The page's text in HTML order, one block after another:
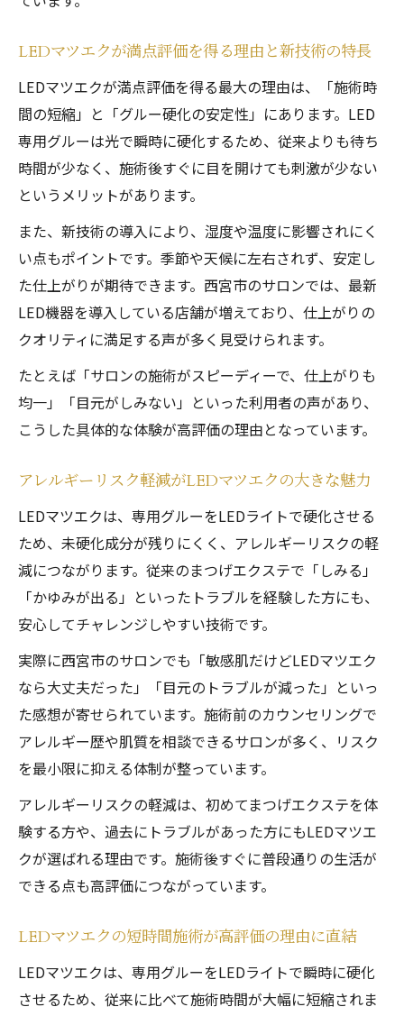
LEDマツエクが満点評価を得る理由と新技術の特長
LEDマツエクが満点評価を得る最大の理由は、「施術時
間の短縮」と「グルー硬化の安定性」にあります。LED
専用グルーは光で瞬時に硬化するため、従来よりも待ち
時間が少なく、施術後すぐに目を開けても刺激が少ない
というメリットがあります。
また、新技術の導入により、湿度や温度に影響されにく
い点もポイントです。季節や天候に左右されず、安定し
た仕上がりが期待できます。西宮市のサロンでは、最新
LED機器を導入している店舗が増えており、仕上がりの
クオリティに満足する声が多く見受けられます。
たとえば「サロンの施術がスピーディーで、仕上がりも
均一」「目元がしみない」といった利用者の声があり、
こうした具体的な体験が高評価の理由となっています。
アレルギーリスク軽減がLEDマツエクの大きな魅力
LEDマツエクは、専用グルーをLEDライトで硬化させる
ため、未硬化成分が残りにくく、アレルギーリスクの軽
減につながります。従来のまつげエクステで「しみる」
「かゆみが出る」といったトラブルを経験した方にも、
安心してチャレンジしやすい技術です。
実際に西宮市のサロンでも「敏感肌だけどLEDマツエク
なら大丈夫だった」「目元のトラブルが減った」といっ
た感想が寄せられています。施術前のカウンセリングで
アレルギー歴や肌質を相談できるサロンが多く、リスク
を最小限に抑える体制が整っています。
アレルギーリスクの軽減は、初めてまつげエクステを体
験する方や、過去にトラブルがあった方にもLEDマツエ
クが選ばれる理由です。施術後すぐに普段通りの生活が
できる点も高評価につながっています。
LEDマツエクの短時間施術が高評価の理由に直結
LEDマツエクは、専用グルーをLEDライトで瞬時に硬化
させるため、従来に比べて施術時間が大幅に短縮されま